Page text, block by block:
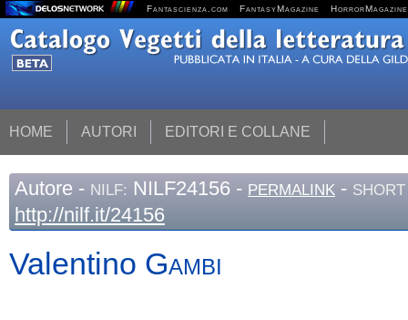
Fantascienza.com FantasyMagazine HorrorMagazine
HOME AUTORI EDITORI E COLLANE
Autore - NILF: NILF24156 - PERMALINK -
http://nilf.it/24156
Valentino Gambi